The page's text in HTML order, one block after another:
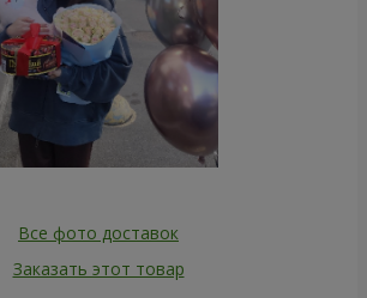
Все фото доставок
Заказать этот товар